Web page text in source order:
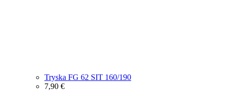
Tryska FG 62 SIT 160/190
7,90 €